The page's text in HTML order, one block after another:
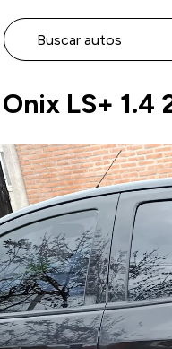
Buscar autos
LS+ 1.4